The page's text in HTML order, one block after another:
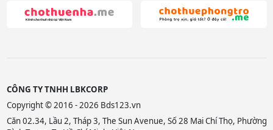
CÔNG TY TNHH LBKCORP
Copyright © 2016 - 2026 Bds123.vn
Căn 02.34, Lầu 2, Tháp 3, The Sun Avenue, Số 28 Mai Chí Thọ, Phường